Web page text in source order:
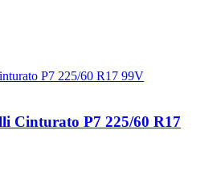
Cinturato P7 225/60 R17